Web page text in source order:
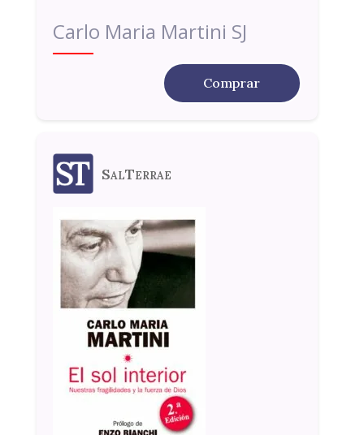
Carlo Maria Martini SJ
Comprar
SalTerrae